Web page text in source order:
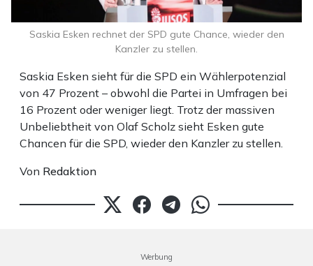
Saskia Esken sieht für die SPD ein Wählerpotenzial
von 47 Prozent – obwohl die Partei in Umfragen bei
16 Prozent oder weniger liegt. Trotz der massiven
Unbeliebtheit von Olaf Scholz sieht Esken gute
Chancen für die SPD, wieder den Kanzler zu stellen.
Von Redaktion
Saskia Esken rechnet der SPD gute Chance, wieder den
Kanzler zu stellen.
Werbung